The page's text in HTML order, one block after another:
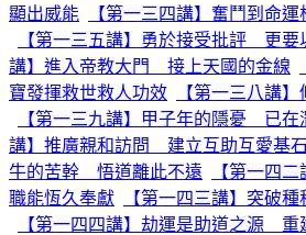
顯出威能
【第一三四講】奮鬥到命
【第一三五講】勇於接受批評 更要
講】進入帝教大門 接上天國的金線
寶發揮救世救人功效
【第一三八講
【第一三九講】甲子年的隱憂 已在
講】推廣親和訪問 建立互助互愛基石
牛的苦幹 悟道離此不遠
【第一四
職能恆久奉獻
【第一四三講】突破
【第一四四講】劫運是助道之源 重